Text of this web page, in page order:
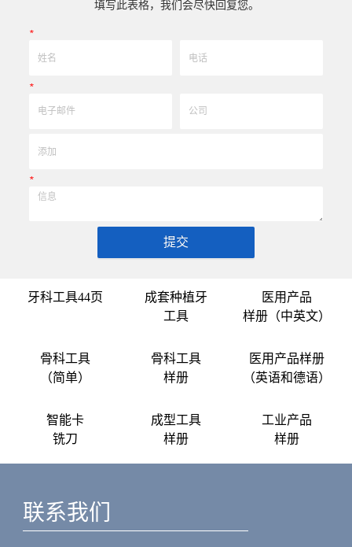
填写此表格，我们会尽快回复您。
*
*
*
提交
牙科工具44页
成套种植牙
工具
医用产品
样册（中英文）
骨科工具
（简单）
骨科工具
样册
医用产品样册
（英语和德语）
智能卡
铣刀
成型工具
样册
工业产品
样册
联系我们